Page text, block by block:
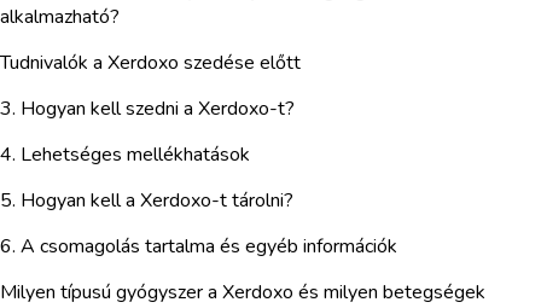
alkalmazható?
Tudnivalók a Xerdoxo szedése előtt
3. Hogyan kell szedni a Xerdoxo-t?
4. Lehetséges mellékhatások
5. Hogyan kell a Xerdoxo-t tárolni?
6. A csomagolás tartalma és egyéb információk
Milyen típusú gyógyszer a Xerdoxo és milyen betegségek